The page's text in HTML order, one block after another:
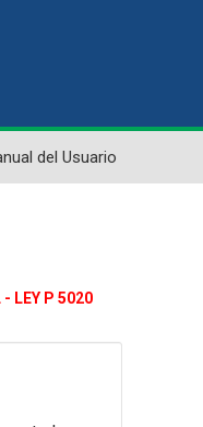
del Usuario
- LEY P 5020